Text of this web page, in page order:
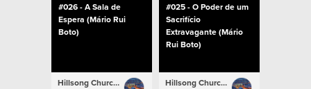
#026 - A Sala de
Espera (Mário Rui
Boto)
Hillsong Church Portugal
#025 - O Poder de um
Sacrifício
Extravagante (Mário
Rui Boto)
Hillsong Church Portugal